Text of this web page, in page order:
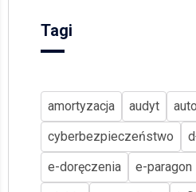
Tagi
amortyzacja audyt
cyberbezpieczeństwo
e-doręczenia
e-paragon